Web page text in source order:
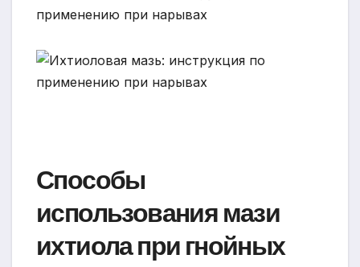
Способы
использования мази
ихтиола при гнойных